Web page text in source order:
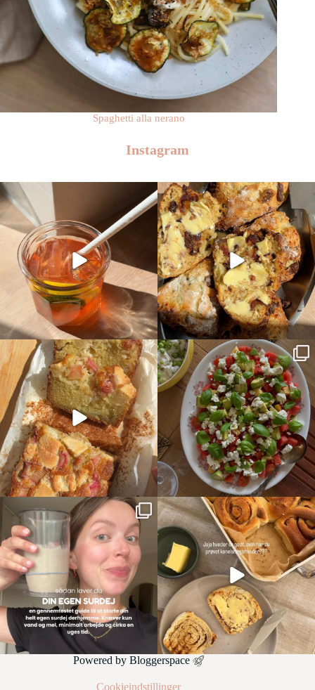
Spaghetti alla nerano
Instagram
Powered byBloggerspace
Cookieindstillinger